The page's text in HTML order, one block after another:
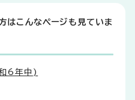
はこんなページも見ていま
6年中)